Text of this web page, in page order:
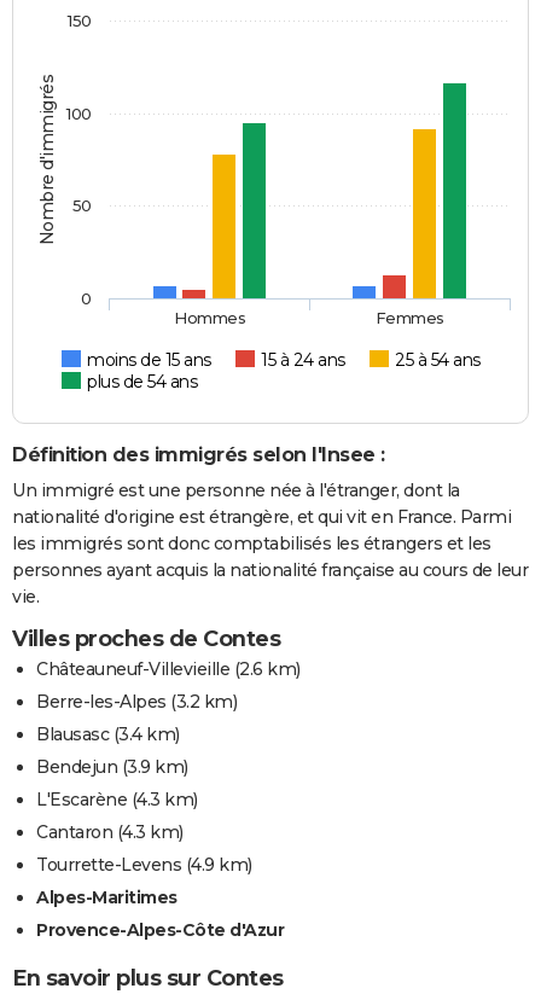
Nombre d'immigrés
moins de 15 ans 15 à 24 ans
25 à 54 ans
plus de 54 ans
Hommes Femmes
0
50
100
150
Définition des immigrés selon l'Insee :
Un immigré est une personne née à l'étranger, dont la
nationalité d'origine est étrangère, et qui vit en France. Parmi
les immigrés sont donc comptabilisés les étrangers et les
personnes ayant acquis la nationalité française au cours de leur
vie.
Villes proches de Contes
Châteauneuf-Villevieille (2.6 km)
Berre-les-Alpes (3.2 km)
Blausasc(3.4 km)
Bendejun (3.9 km)
L'Escarène (4.3 km)
Cantaron (4.3 km)
Tourrette-Levens (4.9 km)
Alpes-Maritimes
Provence-Alpes-Côte d'Azur
En savoir plus sur Contes